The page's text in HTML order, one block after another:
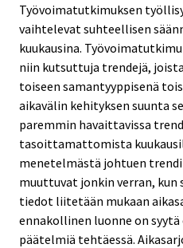
Työvoimatutkimuksen
vaihtelevat suhteellisen
kuukausina.
niin kutsuttuja trendejä,
toiseen samantyyppisenä
aikavälin kehityksen suunta
paremmin havaittavissa
tasoittamattomista
menetelmästä johtuen
muuttuvat jonkin verran, kun
tiedot liitetään mukaan
ennakollinen luonne on
päätelmiä tehtäessä.